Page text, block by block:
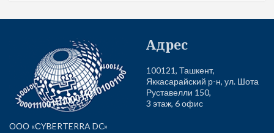
ООО «СYBERTERRA DC»
Адрес
100121, Ташкент,
Яккасарайский р-н, ул. Шота
Руставелли 150,
3 этаж, 6 офис